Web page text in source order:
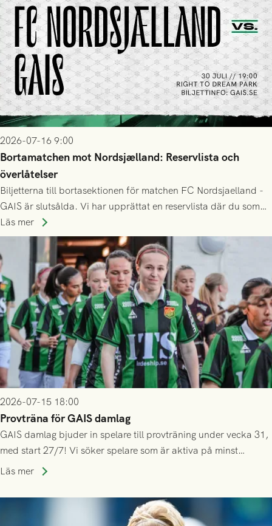
2026-07-16 9:00
Bortamatchen mot Nordsjælland: Reservlista och
överlåtelser
Biljetterna till bortasektionen för matchen FC Nordsjaelland -
GAIS är slutsålda. Vi har upprättat en reservlista där du som
ännu inte har någon biljett kan anmäla ditt intresse. Du kan
inte själv överlåta din biljett till någon annan.
Läs mer
2026-07-15 18:00
Provträna för GAIS damlag
GAIS damlag bjuder in spelare till provträning under vecka 31,
med start 27/7! Vi söker spelare som är aktiva på minst
division 3-nivå.
Läs mer